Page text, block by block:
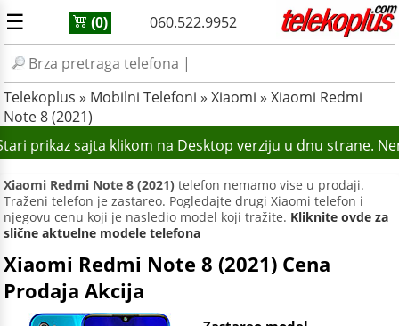
☰ (0) 060.522.9952
Telekoplus » Mobilni Telefoni » Xiaomi » Xiaomi Redmi
Note 8 (2021)
prikaz sajta klikom na Desktop verziju u dnu strane.
Xiaomi Redmi Note 8 (2021) telefon nemamo vise u prodaji.
Traženi telefon je zastareo. Pogledajte drugi Xiaomi telefon i
njegovu cenu koji je nasledio model koji tražite. Kliknite ovde za
slične aktuelne modele telefona
Xiaomi Redmi Note 8 (2021) Cena
Prodaja Akcija